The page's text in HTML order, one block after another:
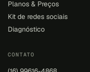
Planos & Preços
Kit de redes sociais
Diagnóstico
CONTATO